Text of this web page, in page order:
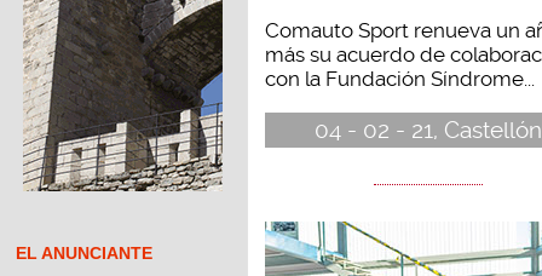
EL ANUNCIANTE
Comauto Sport renueva un
más su acuerdo de
con la Fundación Síndrome...
04 - 02 - 21, Castellón